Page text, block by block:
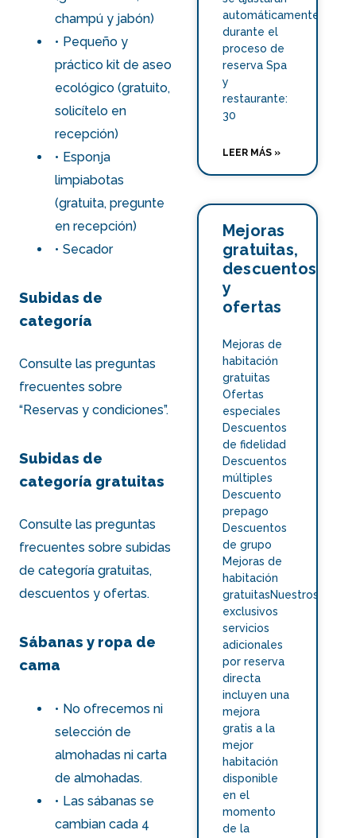
champú y jabón)
Pequeño y
práctico kit de aseo
ecológico (gratuito,
solicítelo en
recepción)
Esponja
limpiabotas
(gratuita, pregunte
en recepción)
Secador
Subidas de
categoría
Consulte las preguntas
frecuentes sobre
“Reservas y condiciones”.
Subidas de
categoría gratuitas
Consulte las preguntas
frecuentes sobre subidas
de categoría gratuitas,
descuentos y ofertas.
Sábanas y ropa de
cama
No ofrecemos ni
selección de
almohadas ni carta
de almohadas.
Las sábanas se
cambian cada 4
automáticamente
durante el
proceso de
reserva Spa
y
restaurante:
30
LEER MÁS »
Mejoras
gratuitas,
descuentos
y
ofertas
Mejoras de
habitación
gratuitas
Ofertas
especiales
Descuentos
de fidelidad
Descuentos
múltiples
Descuento
prepago
Descuentos
de grupo
Mejoras de
habitación
gratuitasNuestros
exclusivos
servicios
adicionales
por reserva
directa
incluyen una
mejora
gratis a la
mejor
habitación
disponible
en el
momento
de la